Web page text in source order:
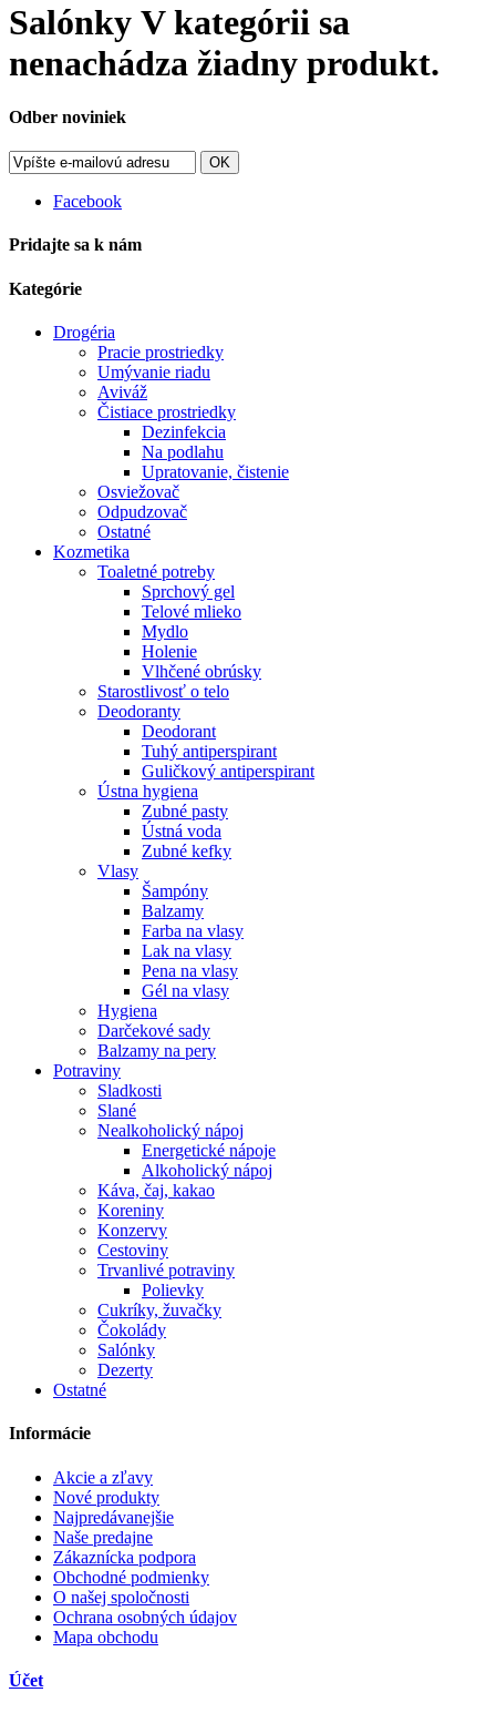
Salónky V kategórii sa
nenachádza žiadny produkt.
Odber noviniek
OK
Facebook
Pridajte sa k nám
Kategórie
Drogéria
Pracie prostriedky
Umývanie riadu
Aviváž
Čistiace prostriedky
Dezinfekcia
Na podlahu
Upratovanie, čistenie
Osviežovač
Odpudzovač
Ostatné
Kozmetika
Toaletné potreby
Sprchový gel
Telové mlieko
Mydlo
Holenie
Vlhčené obrúsky
Starostlivosť o telo
Deodoranty
Deodorant
Tuhý antiperspirant
Guličkový antiperspirant
Ústna hygiena
Zubné pasty
Ústná voda
Zubné kefky
Vlasy
Šampóny
Balzamy
Farba na vlasy
Lak na vlasy
Pena na vlasy
Gél na vlasy
Hygiena
Darčekové sady
Balzamy na pery
Potraviny
Sladkosti
Slané
Nealkoholický nápoj
Energetické nápoje
Alkoholický nápoj
Káva, čaj, kakao
Koreniny
Konzervy
Cestoviny
Trvanlivé potraviny
Polievky
Cukríky, žuvačky
Čokolády
Salónky
Dezerty
Ostatné
Informácie
Akcie a zľavy
Nové produkty
Najpredávanejšie
Naše predajne
Zákaznícka podpora
Obchodné podmienky
O našej spoločnosti
Ochrana osobných údajov
Mapa obchodu
Účet